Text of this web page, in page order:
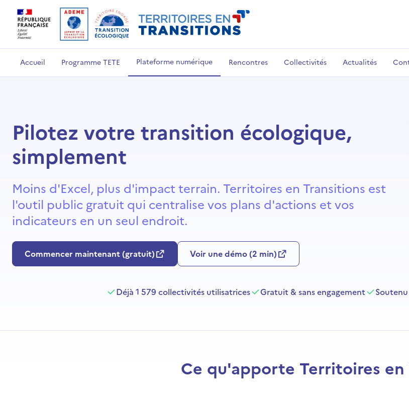
Accueil Programme TETE Plateforme numérique Rencontres Collectivités Actualités
Pilotez votre transition écologique,
simplement
Moins d'Excel, plus d'impact terrain. Territoires en Transitions est
l'outil public gratuit qui centralise vos plans d'actions et vos
indicateurs en un seul endroit.
Commencer maintenant (gratuit) Voir une démo (2 min)
Déjà 1 579 collectivités utilisatrices Gratuit & sans engagement
Ce qu'apporte Territoires en